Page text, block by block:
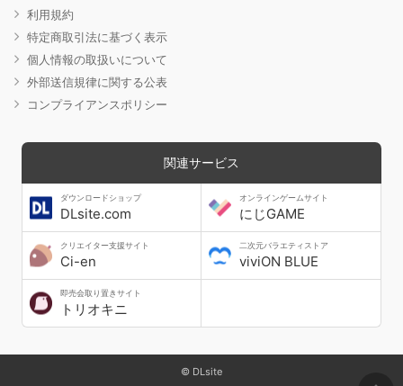
利用規約
特定商取引法に基づく表示
個人情報の取扱いについて
外部送信規律に関する公表
コンプライアンスポリシー
関連サービス
ダウンロードショップ
DLsite.com
オンラインゲームサイト
にじGAME
クリエイター支援サイト
Ci-en
二次元バラエティストア
viviON BLUE
即売会取り置きサイト
トリオキニ
© DLsite